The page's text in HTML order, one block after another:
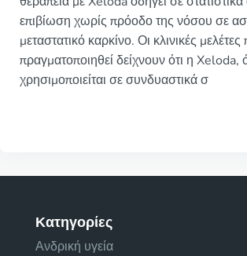
επιβίωση χωρίς πρόοδο της νόσου σε
μεταστατικό καρκίνο. Οι κλινικές
πραγματοποιηθεί δείχνουν ότι η Xeloda,
χρησιμοποιείται σε συνδυαστικά σ
Κατηγορίες
Ανδρική υγεία